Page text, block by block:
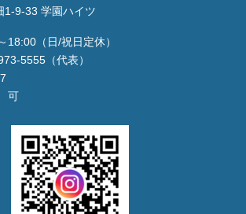
1-9-33 学園ハイツ
（日/祝日定休）
5555（代表）
可